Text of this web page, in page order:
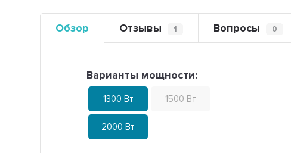
Обзор Отзывы 1 Вопросы 0
Варианты мощности:
1300 Вт 1500 Вт
2000 Вт